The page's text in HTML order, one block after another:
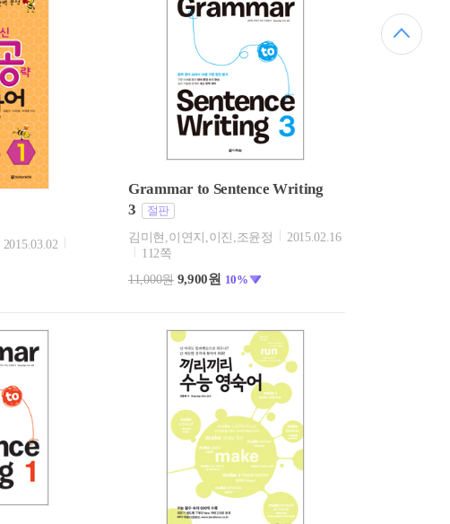
2015.03.02
Grammar to Sentence Writing
3
절판
김미현,이연지,이진,조윤정
2015.02.16
112쪽
11,000원 9,900원 10%